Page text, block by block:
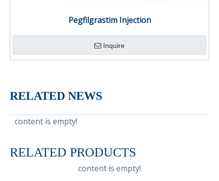
Pegfilgrastim Injection
Inquire
RELATED NEWS
content is empty!
RELATED PRODUCTS
content is empty!